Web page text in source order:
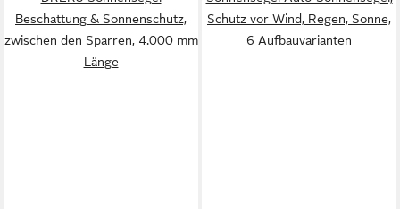
Beschattung & Sonnenschutz,
zwischen den Sparren, 4.000 mm
Länge
Schutz vor Wind, Regen, Sonne,
6 Aufbauvarianten